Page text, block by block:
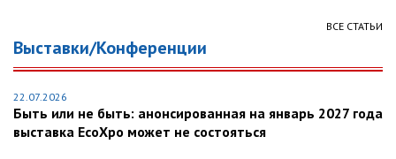
ВСЕ СТАТЬИ
Выставки/Конференции
22.07.2026
Быть или не быть: анонсированная на январь 2027 года
выставка EcoXpo может не состояться